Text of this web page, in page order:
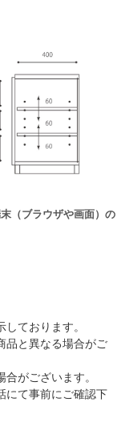
（ブラウザや画面）の
ております。
品と異なる場合がご
がございます。
にて事前にご確認下